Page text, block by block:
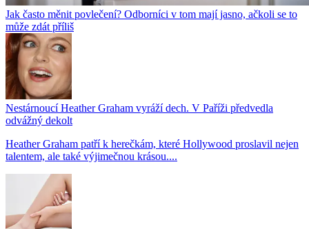
Jak často měnit povlečení? Odborníci v tom mají jasno, ačkoli se to
může zdát příliš
Nestárnoucí Heather Graham vyráží dech. V Paříži předvedla
odvážný dekolt
Heather Graham patří k herečkám, které Hollywood proslavil nejen
talentem, ale také výjimečnou krásou....